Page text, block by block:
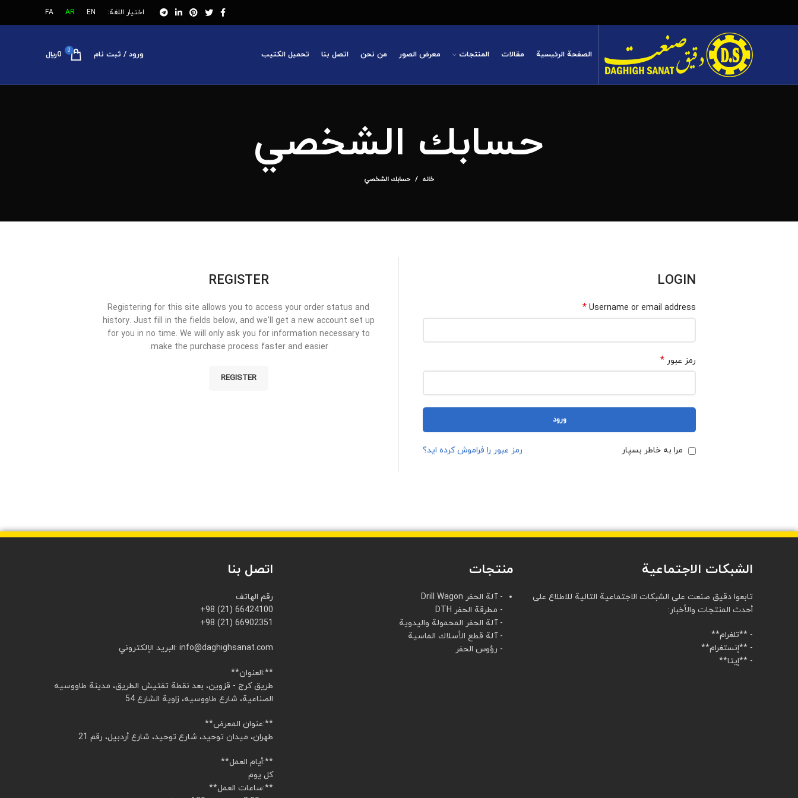
اختيار اللغة: EN
AR
FA
الصفحة الرئيسية مقالات المنتجات معرض الصور من نحن اتصل بنا تحميل الكتيب ورود / ثبت نام 0
0﷼
حسابك الشخصي
خانه حسابك الشخصي
LOGIN
Username or email address
*
رمز عبور *
ورود
رمز عبور را فراموش کرده اید؟ مرا به خاطر بسپار
REGISTER
Registering for this site allows you to access your order status and
history. Just fill in the fields below, and we'll get a new account set up
for you in no time. We will only ask you for information necessary to
make the purchase process faster and easier.
REGISTER
الشبكات الاجتماعية
تابعوا دقيق صنعت على الشبكات الاجتماعية التالية للاطلاع على
أحدث المنتجات والأخبار:
- **تلغرام**
- **إنستغرام**
- **إيتا**
منتجات
- آلة الحفر Drill Wagon
- مطرقة الحفر DTH
- آلة الحفر المحمولة واليدوية
- آلة قطع الأسلاك الماسية
- رؤوس الحفر
اتصل بنا
رقم الهاتف
+98 (21) 66424100
+98 (21) 66902351
البريد الإلكتروني: info@daghighsanat.com
**العنوان:**
طريق كرج - قزوين، بعد نقطة تفتيش الطريق، مدينة طاووسيه
الصناعية، شارع طاووسيه، زاوية الشارع 54
**عنوان المعرض:**
طهران، ميدان توحيد، شارع توحيد، شارع أردبيل، رقم 21
**أيام العمل:**
كل يوم
**ساعات العمل:**